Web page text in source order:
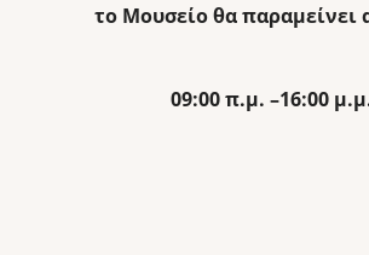
το Μουσείο θα παραμείνει
09:00 π.μ. –16:00